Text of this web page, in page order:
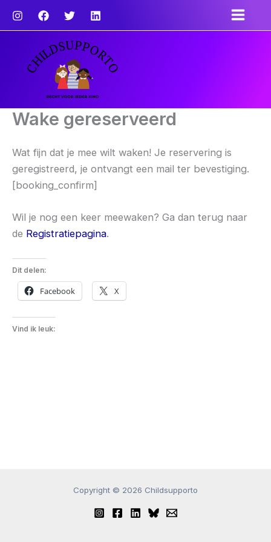
naar
Wake gereserveerd
Wat fijn dat je mee wilt waken! Je reservering is
geregistreerd, je ontvangt een mail ter bevestiging.
[booking_confirm]
Wil je nog een keer meewaken? Ga dan terug naar
de Registratiepagina.
Dit delen:
Facebook X
Vind ik leuk:
Copyright © 2026 Childsupporto